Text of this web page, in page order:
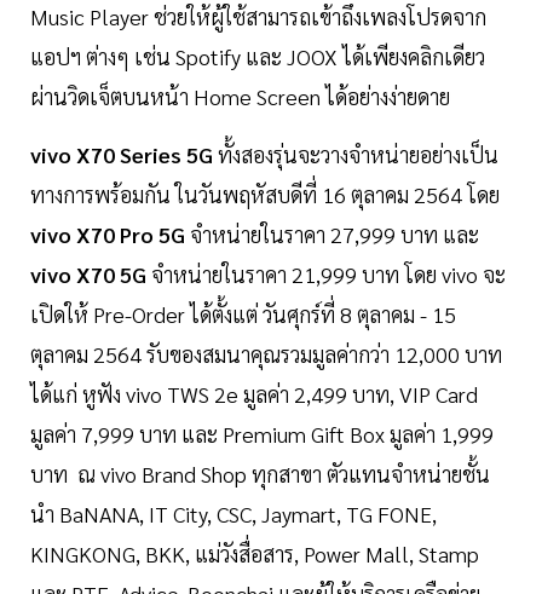
Music Player ช่วยให้ผู้ใช้สามารถเข้าถึงเพลงโปรดจาก
แอปฯ ต่างๆ เช่น Spotify และ JOOX ได้เพียงคลิกเดียว
ผ่านวิดเจ็ตบนหน้า Home Screen ได้อย่างง่ายดาย
vivo X70 Series 5G ทั้งสองรุ่นจะวางจำหน่ายอย่างเป็น
ทางการพร้อมกัน ในวันพฤหัสบดีที่ 16 ตุลาคม 2564 โดย
vivo X70 Pro 5G จำหน่ายในราคา 27,999 บาท และ
vivo X70 5G จำหน่ายในราคา 21,999 บาท โดย vivo จะ
เปิดให้ Pre-Order ได้ตั้งแต่ วันศุกร์ที่ 8 ตุลาคม - 15
ตุลาคม 2564 รับของสมนาคุณรวมมูลค่ากว่า 12,000 บาท
ได้แก่ หูฟัง vivo TWS 2e มูลค่า 2,499 บาท, VIP Card
มูลค่า 7,999 บาท และ Premium Gift Box มูลค่า 1,999
บาท ณ vivo Brand Shop ทุกสาขา ตัวแทนจำหน่ายชั้น
นำ BaNANA, IT City, CSC, Jaymart, TG FONE,
KINGKONG, BKK, แม่วังสื่อสาร, Power Mall, Stamp